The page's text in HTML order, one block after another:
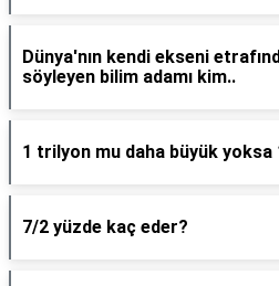
Dünya'nın kendi ekseni
söyleyen bilim adamı kim..
1 trilyon mu daha büyük yoksa
7/2 yüzde kaç eder?